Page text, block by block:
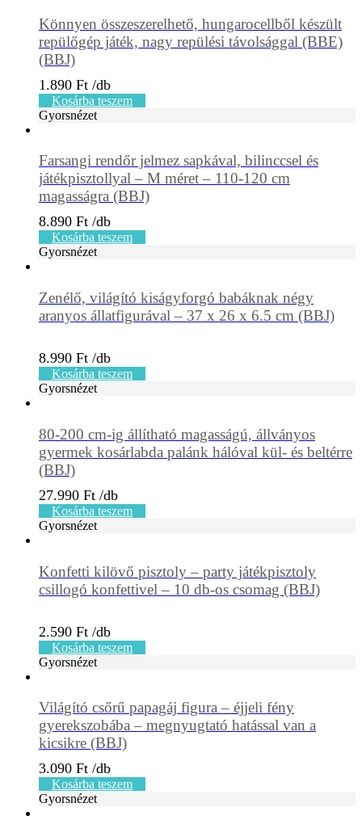
Könnyen összeszerelhető, hungarocellből készült
repülőgép játék, nagy repülési távolsággal (BBE)
(BBJ)
1.890 Ft
Kosárba teszem
Gyorsnézet
Farsangi rendőr jelmez sapkával, bilinccsel és
játékpisztollyal – M méret – 110-120 cm
magasságra (BBJ)
8.890 Ft
Kosárba teszem
Gyorsnézet
Zenélő, világító kiságyforgó babáknak négy
aranyos állatfigurával – 37 x 26 x 6.5 cm (BBJ)
8.990 Ft
Kosárba teszem
Gyorsnézet
80-200 cm-ig állítható magasságú, állványos
gyermek kosárlabda palánk hálóval kül- és beltérre
(BBJ)
27.990 Ft
Kosárba teszem
Gyorsnézet
Konfetti kilövő pisztoly – party játékpisztoly
csillogó konfettivel – 10 db-os csomag (BBJ)
2.590 Ft
Kosárba teszem
Gyorsnézet
Világító csőrű papagáj figura – éjjeli fény
gyerekszobába – megnyugtató hatással van a
kicsikre (BBJ)
3.090 Ft
Kosárba teszem
Gyorsnézet